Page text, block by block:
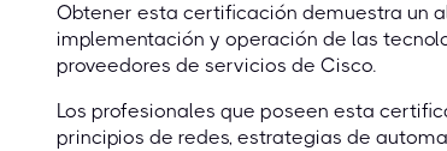
Obtener esta certificación demuestra un
implementación y operación de las
proveedores de servicios de Cisco.
Los profesionales que poseen esta
principios de redes, estrategias de